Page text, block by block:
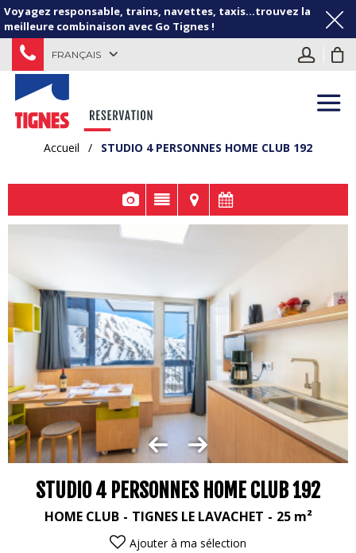
Voyagez responsable, trains, navettes, taxis...trouvez la
meilleure combinaison avec Go Tignes !
FRANÇAIS
Accueil / STUDIO 4 PERSONNES HOME CLUB 192
STUDIO 4 PERSONNES HOME CLUB 192
HOME CLUB TIGNES LE LAVACHET 25 m²
Ajouter à ma sélection